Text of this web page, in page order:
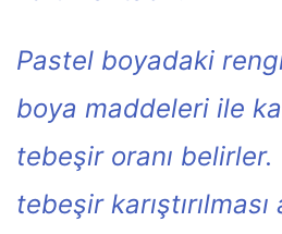
Pastel boyadaki
boya maddeleri ile
tebeşir oranı
tebeşir